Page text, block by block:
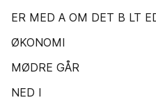
ER MED A OM DET B LT
ØKONOMI
MØDRE GÅR
NED I